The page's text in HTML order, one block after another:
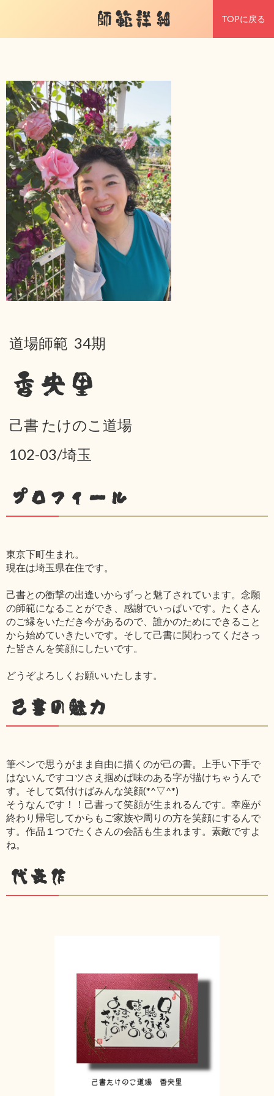
師範詳細 TOPに戻る
道場師範 34期
香央里
己書 たけのこ道場
102-03/埼玉
プロフィール
東京下町生まれ。
現在は埼玉県在住です。
己書との衝撃の出逢いからずっと魅了されています。念願
の師範になることができ、感謝でいっぱいです。たくさん
のご縁をいただき今があるので、誰かのためにできること
から始めていきたいです。そして己書に関わってくださっ
た皆さんを笑顔にしたいです。
どうぞよろしくお願いいたします。
己書の魅力
筆ペンで思うがまま自由に描くのが己の書。上手い下手で
はないんですコツさえ掴めば味のある字が描けちゃうんで
す。そして気付けばみんな笑顔(*^▽^*)
そうなんです！！己書って笑顔が生まれるんです。幸座が
終わり帰宅してからもご家族や周りの方を笑顔にするんで
す。作品１つでたくさんの会話も生まれます。素敵ですよ
ね。
代表作